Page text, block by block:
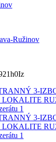
Ružinov